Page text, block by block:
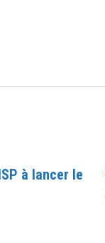
à lancer le